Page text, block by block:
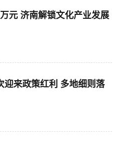
元 济南解锁文化产业发展
迎来政策红利 多地细则落